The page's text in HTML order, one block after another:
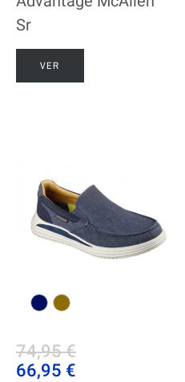
Sr
VER
74,95 €
66,95 €